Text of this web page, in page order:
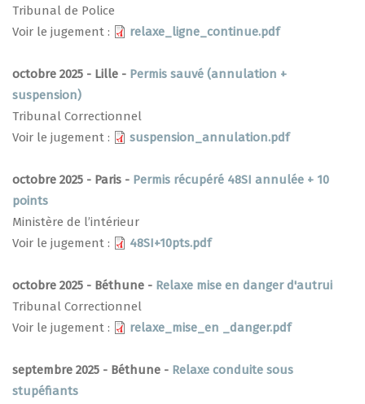
Tribunal de Police
Voir le jugement :
relaxe_ligne_continue.pdf
octobre 2025 - Lille - Permis sauvé (annulation +
suspension)
Tribunal Correctionnel
Voir le jugement :
suspension_annulation.pdf
octobre 2025 - Paris - Permis récupéré 48SI annulée + 10
points
Ministère de l’intérieur
Voir le jugement :
48SI+10pts.pdf
octobre 2025 - Béthune - Relaxe mise en danger d'autrui
Tribunal Correctionnel
Voir le jugement :
relaxe_mise_en _danger.pdf
septembre 2025 - Béthune - Relaxe conduite sous
stupéfiants